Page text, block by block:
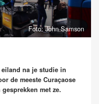
Foto: John Samson
eiland na je studie in
de meeste Curaçaose
met ze.